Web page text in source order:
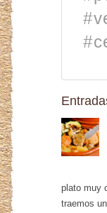
plato muy
traemos